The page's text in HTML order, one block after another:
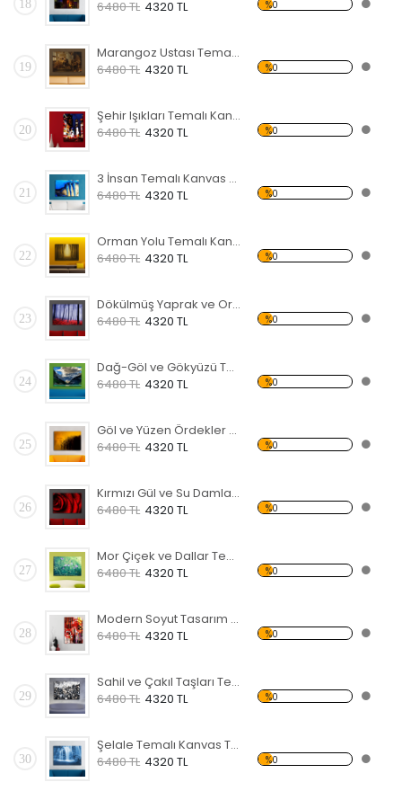
18 6480 TL 4320 TL %0
19
Marangoz Ustası Temalı Kanvas Tablo
6480 TL 4320 TL %0
20
Şehir Işıkları Temalı Kanvas Tablo
6480 TL 4320 TL %0
21
3 İnsan Temalı Kanvas Tablo
6480 TL 4320 TL %0
22
Orman Yolu Temalı Kanvas Tablo
6480 TL 4320 TL %0
23
Dökülmüş Yaprak ve Orman Kanvas Tablo
6480 TL 4320 TL %0
24
Dağ-Göl ve Gökyüzü Temalı Kanvas Tablo
6480 TL 4320 TL %0
25
Göl ve Yüzen Ördekler Temalı Kanvas Tablo
6480 TL 4320 TL %0
26
Kırmızı Gül ve Su Damlaları Kanvas Tablo
6480 TL 4320 TL %0
27
Mor Çiçek ve Dallar Temalı Kanvas Tablo
6480 TL 4320 TL %0
28
Modern Soyut Tasarım 25 Temalı Kanvas Tablo
6480 TL 4320 TL %0
29
Sahil ve Çakıl Taşları Temalı Kanvas Tablo
6480 TL 4320 TL %0
30
Şelale Temalı Kanvas Tablo
6480 TL 4320 TL %0